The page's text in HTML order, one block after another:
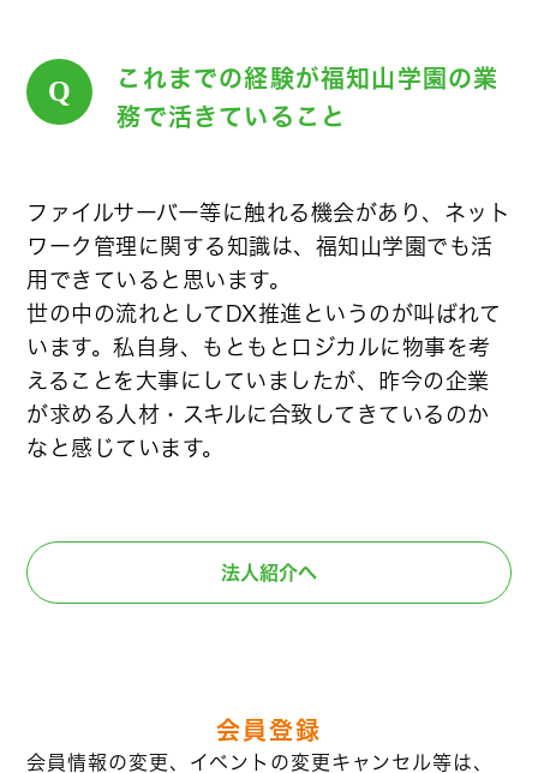
Q
これまでの経験が福知山学園の業
務で活きていること
ファイルサーバー等に触れる機会があり、ネット
ワーク管理に関する知識は、福知山学園でも活
用できていると思います。
世の中の流れとしてDX推進というのが叫ばれて
います。私自身、もともとロジカルに物事を考
えることを大事にしていましたが、昨今の企業
が求める人材・スキルに合致してきているのか
なと感じています。
法人紹介へ
会員登録
会員情報の変更、イベントの変更キャンセル等は、